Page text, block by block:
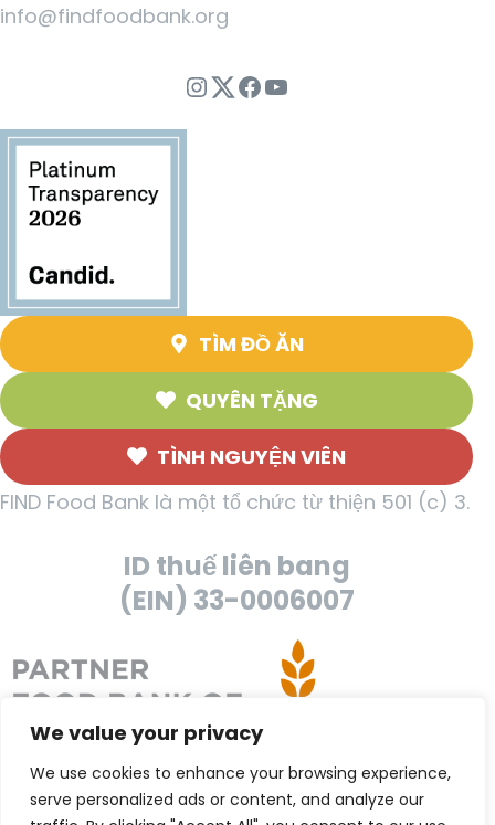
We value your privacy
We use cookies to enhance your browsing experience,
serve personalized ads or content, and analyze our
info@findfoodbank.org
Instagram
Twitter
Facebook
Youtube
TÌM ĐỒ ĂN
QUYÊN TẶNG
TÌNH NGUYỆN VIÊN
FIND Food Bank là một tổ chức từ thiện 501 (c) 3.
ID thuế liên bang
(EIN) 33-0006007